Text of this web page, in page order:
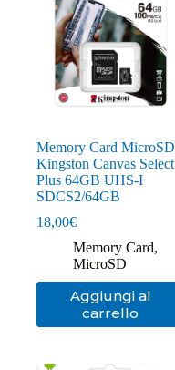
Memory Card MicroSD
Kingston Canvas Select
Plus 64GB UHS-I
SDCS2/64GB
18,00€
Memory Card,
MicroSD
Aggiungi al
carrello